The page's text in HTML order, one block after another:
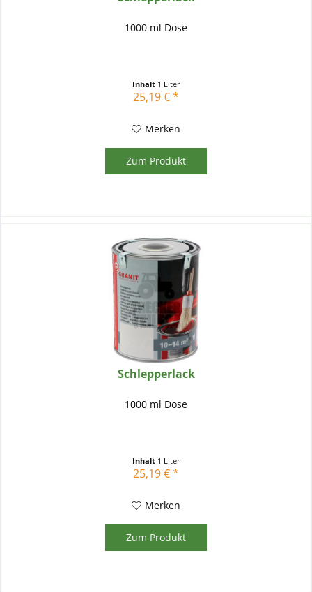
1000 ml Dose
Inhalt 1 Liter
25,19 € *
Merken
Zum Produkt
Schlepperlack
1000 ml Dose
Inhalt 1 Liter
25,19 € *
Merken
Zum Produkt